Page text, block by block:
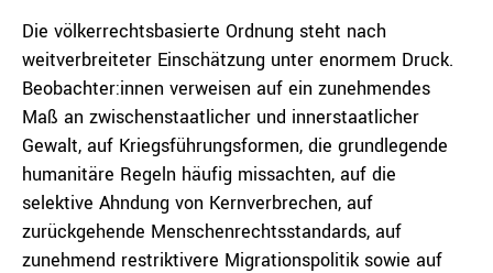
Die völkerrechtsbasierte Ordnung steht nach
weitverbreiteter Einschätzung unter enormem Druck.
Beobachter:innen verweisen auf ein zunehmendes
Maß an zwischenstaatlicher und innerstaatlicher
Gewalt, auf Kriegsführungsformen, die grundlegende
humanitäre Regeln häufig missachten, auf die
selektive Ahndung von Kernverbrechen, auf
zurückgehende Menschenrechtsstandards, auf
zunehmend restriktivere Migrationspolitik sowie auf